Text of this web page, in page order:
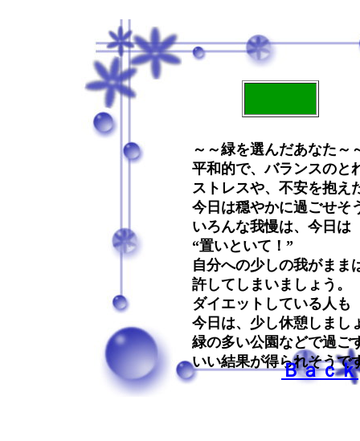
～～緑を選んだあなた～
平和的で、バランスのと
ストレスや、不安を抱え
今日は穏やかに過ごせそ
いろんな我慢は、今日は
“置いといて！”
自分への少しの我がまま
許してしまいましょう。
ダイエットしている人も
今日は、少し休憩しまし
緑の多い公園などで過ご
いい結果が得られそうで
Ｂａｃｋ